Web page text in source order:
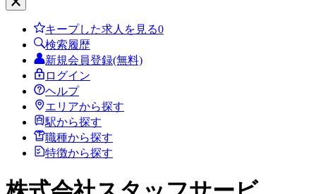
キープした求人を見る0
検索履歴
新規会員登録(無料)
ログイン
ヘルプ
エリアから探す
駅から探す
職種から探す
特徴から探す